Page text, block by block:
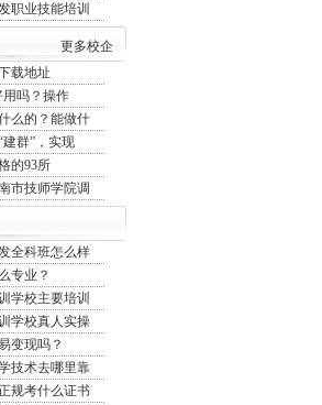
职业技能培训
更多校企
载地址
用吗？操作
么的？能做什
群”，实现
的93所
市技师学院调
全科班怎么样
专业？
学校主要培训
学校真人实操
变现吗？
技术去哪里靠
规考什么证书